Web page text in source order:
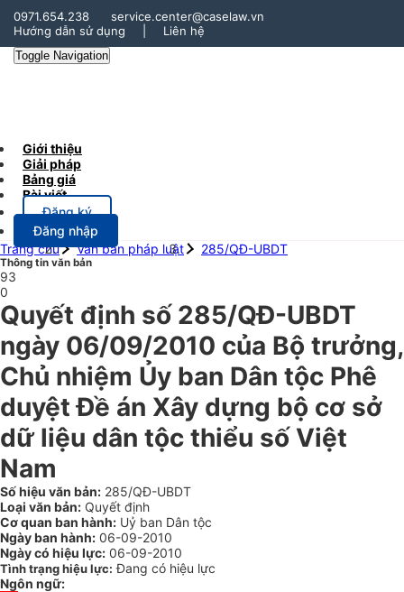
0971.654.238
service.center@caselaw.vn
Hướng dẫn sử dụng
Liên hệ
Toggle Navigation
Giới thiệu
Giải pháp
Bảng giá
Bài viết
Đăng ký
Đăng nhập
Trang chủ
Văn bản pháp luật 285/QĐ-UBDT
Thông tin văn bản
93
0
Quyết định số 285/QĐ-UBDT
ngày 06/09/2010 của Bộ trưởng,
Chủ nhiệm Ủy ban Dân tộc Phê
duyệt Đề án Xây dựng bộ cơ sở
dữ liệu dân tộc thiểu số Việt
Nam
Số hiệu văn bản: 285/QĐ-UBDT
Loại văn bản: Quyết định
Cơ quan ban hành: Uỷ ban Dân tộc
Ngày ban hành: 06-09-2010
Ngày có hiệu lực: 06-09-2010
Tình trạng hiệu lực: Đang có hiệu lực
Ngôn ngữ: